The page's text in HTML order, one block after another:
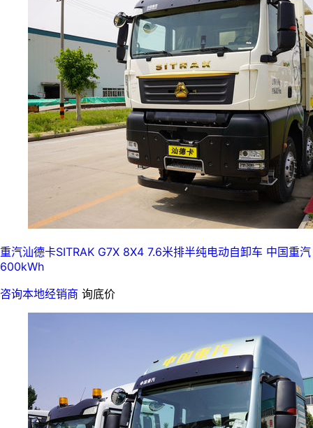
重汽汕德卡SITRAK G7X 8X4 7.6米排半纯电动自卸车 中国重汽
600kWh
咨询本地经销商 询底价